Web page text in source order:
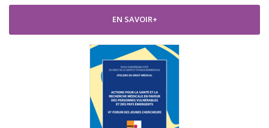
EN SAVOIR+